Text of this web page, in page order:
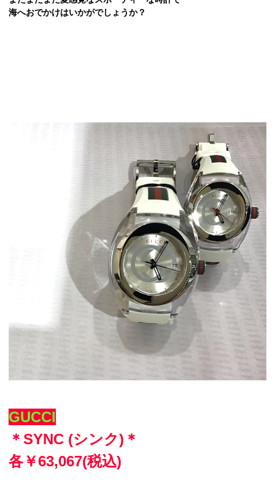
海へおでかけはいかがでしょうか？
GUCCI
＊SYNC (シンク)＊
各￥63,067(税込)